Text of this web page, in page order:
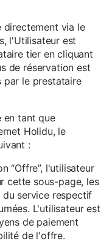
directement via le
l'Utilisateur est
tier en cliquant
de réservation est
par le prestataire
en tant que
Holidu, le
:
“Offre”, l'utilisateur
cette sous-page, les
service respectif
L'utilisateur est
de paiement
de l'offre.